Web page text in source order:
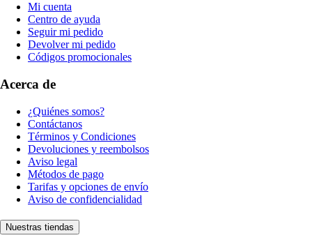
Mi cuenta
Centro de ayuda
Seguir mi pedido
Devolver mi pedido
Códigos promocionales
Acerca de
¿Quiénes somos?
Contáctanos
Términos y Condiciones
Devoluciones y reembolsos
Aviso legal
Métodos de pago
Tarifas y opciones de envío
Aviso de confidencialidad
Nuestras tiendas